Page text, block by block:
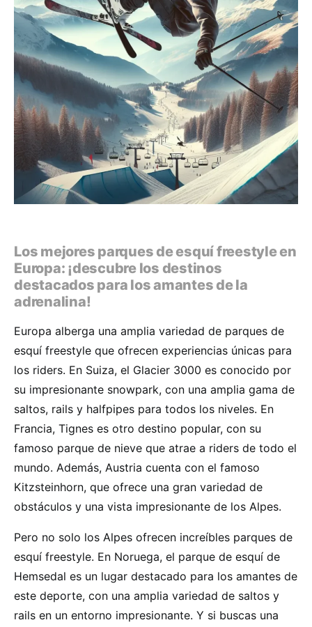
Los mejores parques de esquí freestyle en
Europa: ¡descubre los destinos
destacados para los amantes de la
adrenalina!
Europa alberga una amplia variedad de parques de
esquí freestyle que ofrecen experiencias únicas para
los riders. En Suiza, el Glacier 3000 es conocido por
su impresionante snowpark, con una amplia gama de
saltos, rails y halfpipes para todos los niveles. En
Francia, Tignes es otro destino popular, con su
famoso parque de nieve que atrae a riders de todo el
mundo. Además, Austria cuenta con el famoso
Kitzsteinhorn, que ofrece una gran variedad de
obstáculos y una vista impresionante de los Alpes.
Pero no solo los Alpes ofrecen increíbles parques de
esquí freestyle. En Noruega, el parque de esquí de
Hemsedal es un lugar destacado para los amantes de
este deporte, con una amplia variedad de saltos y
rails en un entorno impresionante. Y si buscas una